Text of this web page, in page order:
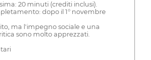
20 minuti (crediti inclusi).
dopo il 1° novembre
ma l'impegno sociale e una
sono molto apprezzati.